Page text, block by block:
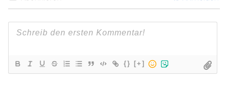
{} [+]